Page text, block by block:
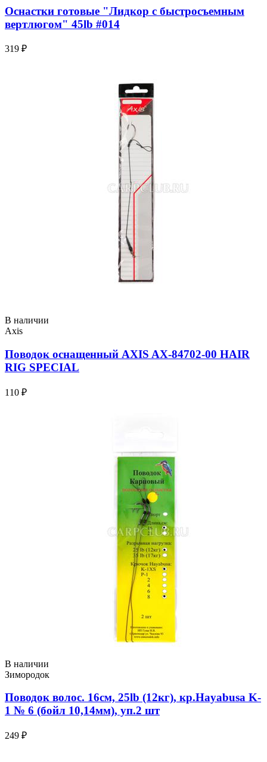
Оснастки готовые "Лидкор с быстросъемным
вертлюгом" 45lb #014
319 ₽
В наличии
Axis
Поводок оснащенный AXIS AX-84702-00 HAIR
RIG SPECIAL
110 ₽
В наличии
Зимородок
Поводок волос. 16см, 25lb (12кг), кр.Hayabusa K-
1 № 6 (бойл 10,14мм), уп.2 шт
249 ₽